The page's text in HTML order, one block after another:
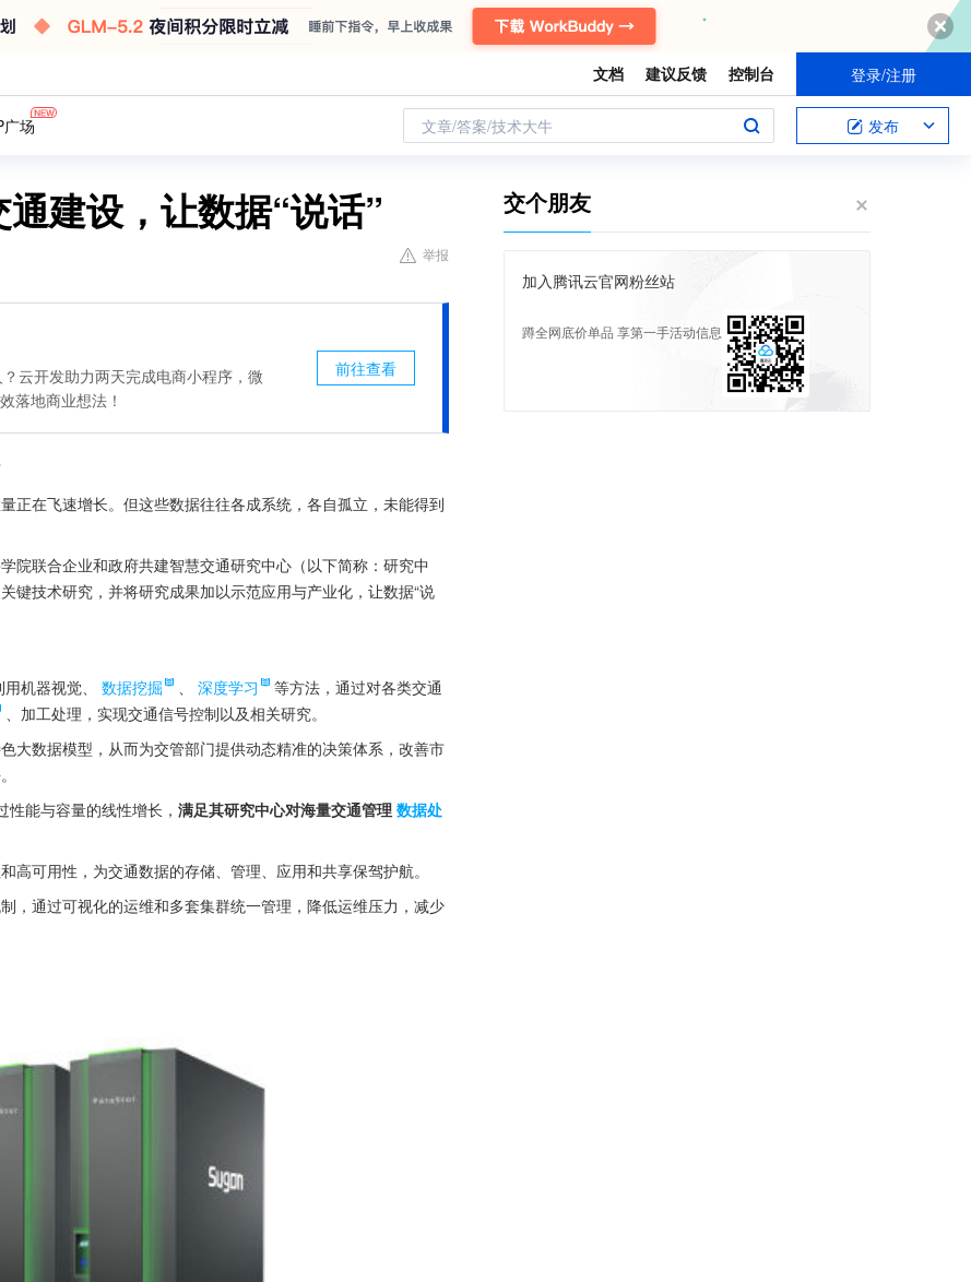
文档 建议反馈 控制台 登录/注册
广场 文章/答案/技术大牛 发布
建设，让数据“说话”
举报
云开发助力两天完成电商小程序，微
落地商业想法！
前往查看
正在飞速增长。但这些数据往往各成系统，各自孤立，未能得到
院联合企业和政府共建智慧交通研究中心（以下简称：研究中
键技术研究，并将研究成果加以示范应用与产业化，让数据“说
机器视觉、 数据挖掘 、 深度学习
等方法，通过对各类交通
、加工处理，实现交通信号控制以及相关研究。
大数据模型，从而为交管部门提供动态精准的决策体系，改善市
能与容量的线性增长， 满足其研究中心对海量交通管理 数据处
可用性，为交通数据的存储、管理、应用和共享保驾护航。
，通过可视化的运维和多套集群统一管理，降低运维压力，减少
交个朋友
加入腾讯云官网粉丝站
蹲全网底价单品 享第一手活动信息